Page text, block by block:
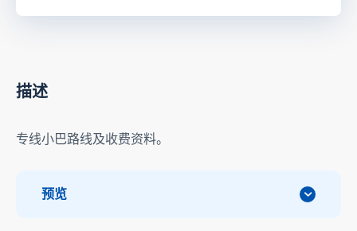
描述
专线小巴路线及收费资料。
预览